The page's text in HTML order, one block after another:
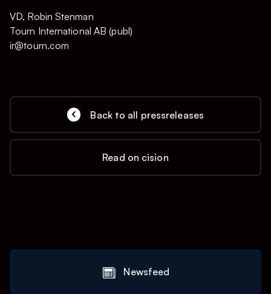
VD, Robin Stenman
Tourn International AB (publ)
ir@tourn.com
Back to all pressreleases
Read on cision
Newsfeed